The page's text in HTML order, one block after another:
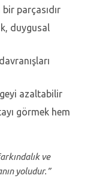
bir parçasıdır
duygusal
azaltabilir
görmek hem
ve
yoludur.”